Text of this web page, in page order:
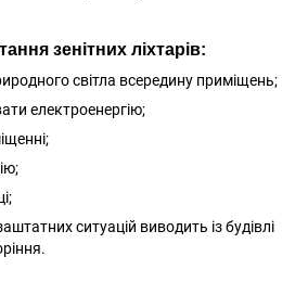
зенітних ліхтарів:
світла всередину приміщень;
електроенергію;
ситуацій виводить із будівлі